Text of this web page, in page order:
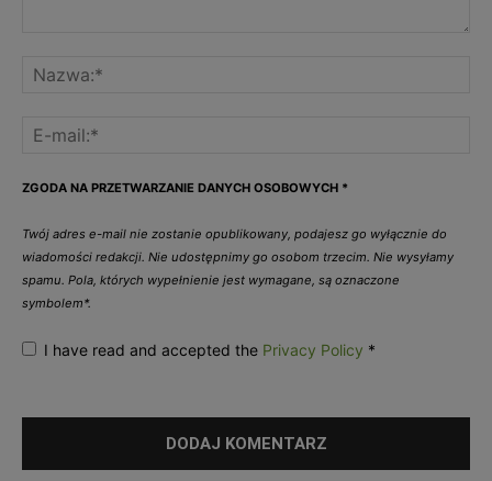
ZGODA NA PRZETWARZANIE DANYCH OSOBOWYCH *
Twój adres e-mail nie zostanie opublikowany, podajesz go wyłącznie do
wiadomości redakcji. Nie udostępnimy go osobom trzecim. Nie wysyłamy
spamu. Pola, których wypełnienie jest wymagane, są oznaczone
symbolem*.
I have read and accepted the Privacy Policy *